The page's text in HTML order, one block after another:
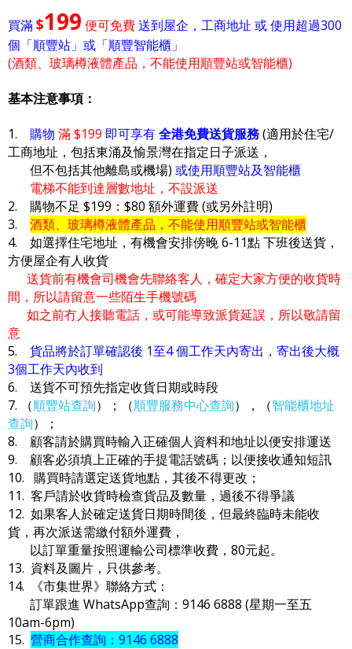
買滿$199 便可免費送到屋企，工商地址 或 使用超過300
個「順豐站」或「順豐智能櫃」
(酒類、玻璃樽液體產品，不能使用順豐站或智能櫃)
基本注意事項：
1. 購物 滿 $199 即可享有全港免費送貨服務(適用於住宅/
工商地址，包括東涌及愉景灣在指定日子派送，
但不包括其他離島或機場) 或使用順豐站及智能櫃
電梯不能到達層數地址，不設派送
2. 購物不足 $199：$80 額外運費 (或另外註明)
3. 酒類、玻璃樽液體產品，不能使用順豐站或智能櫃
4. 如選擇住宅地址，有機會安排傍晚 6-11點 下班後送貨，
方便屋企有人收貨
送貨前有機會司機會先聯絡客人，確定大家方便的收貨時
間，所以請留意一些陌生手機號碼
如之前冇人接聽電話，或可能導致派貨延誤，所以敬請留
意
5. 貨品將於訂單確認後 1至4 個工作天內寄出，寄出後大概
3個工作天內收到
6. 送貨不可預先指定收貨日期或時段
7. （順豐站查詢）；（順豐服務中心查詢），（智能櫃地址
查詢）；
8. 顧客請於購買時輸入正確個人資料和地址以便安排運送
9. 顧客必須填上正確的手提電話號碼；以便接收通知短訊
10. 購買時請選定送貨地點，其後不得更改；
11. 客戶請於收貨時檢查貨品及數量，過後不得爭議
12. 如果客人於確定送貨日期時間後，但最終臨時未能收
貨，再次派送需繳付額外運費，
以訂單重量按照運輸公司標準收費，80元起。
13. 資料及圖片，只供參考。
14. 《市集世界》聯絡方式：
訂單跟進 WhatsApp查詢：9146 6888 (星期一至五
10am-6pm)
15. 營商合作查詢：9146 6888